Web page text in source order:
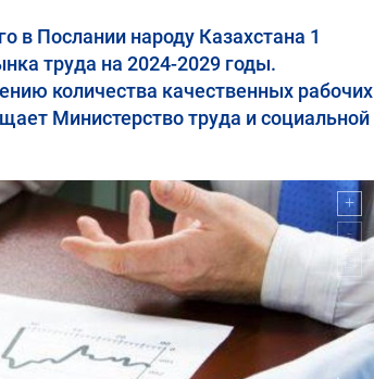
в Послании народу Казахстана 1
труда на 2024-2029 годы.
количества качественных рабочих
Министерство труда и социальной